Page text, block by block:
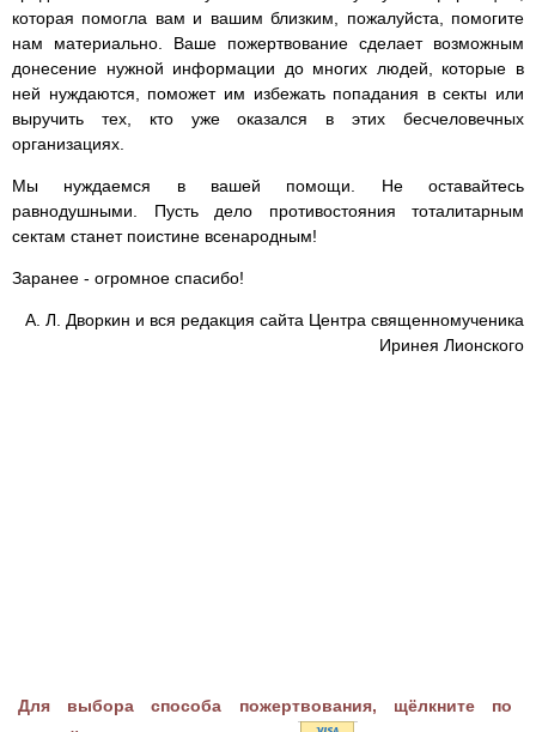
которая помогла вам и вашим близким, пожалуйста, помогите
нам материально. Ваше пожертвование сделает возможным
донесение нужной информации до многих людей, которые в
ней нуждаются, поможет им избежать попадания в секты или
выручить тех, кто уже оказался в этих бесчеловечных
организациях.
Мы нуждаемся в вашей помощи. Не оставайтесь
равнодушными. Пусть дело противостояния тоталитарным
сектам станет поистине всенародным!
Заранее - огромное спасибо!
А. Л. Дворкин и вся редакция сайта Центра священномученика
Иринея Лионского
Для выбора способа пожертвования, щёлкните по